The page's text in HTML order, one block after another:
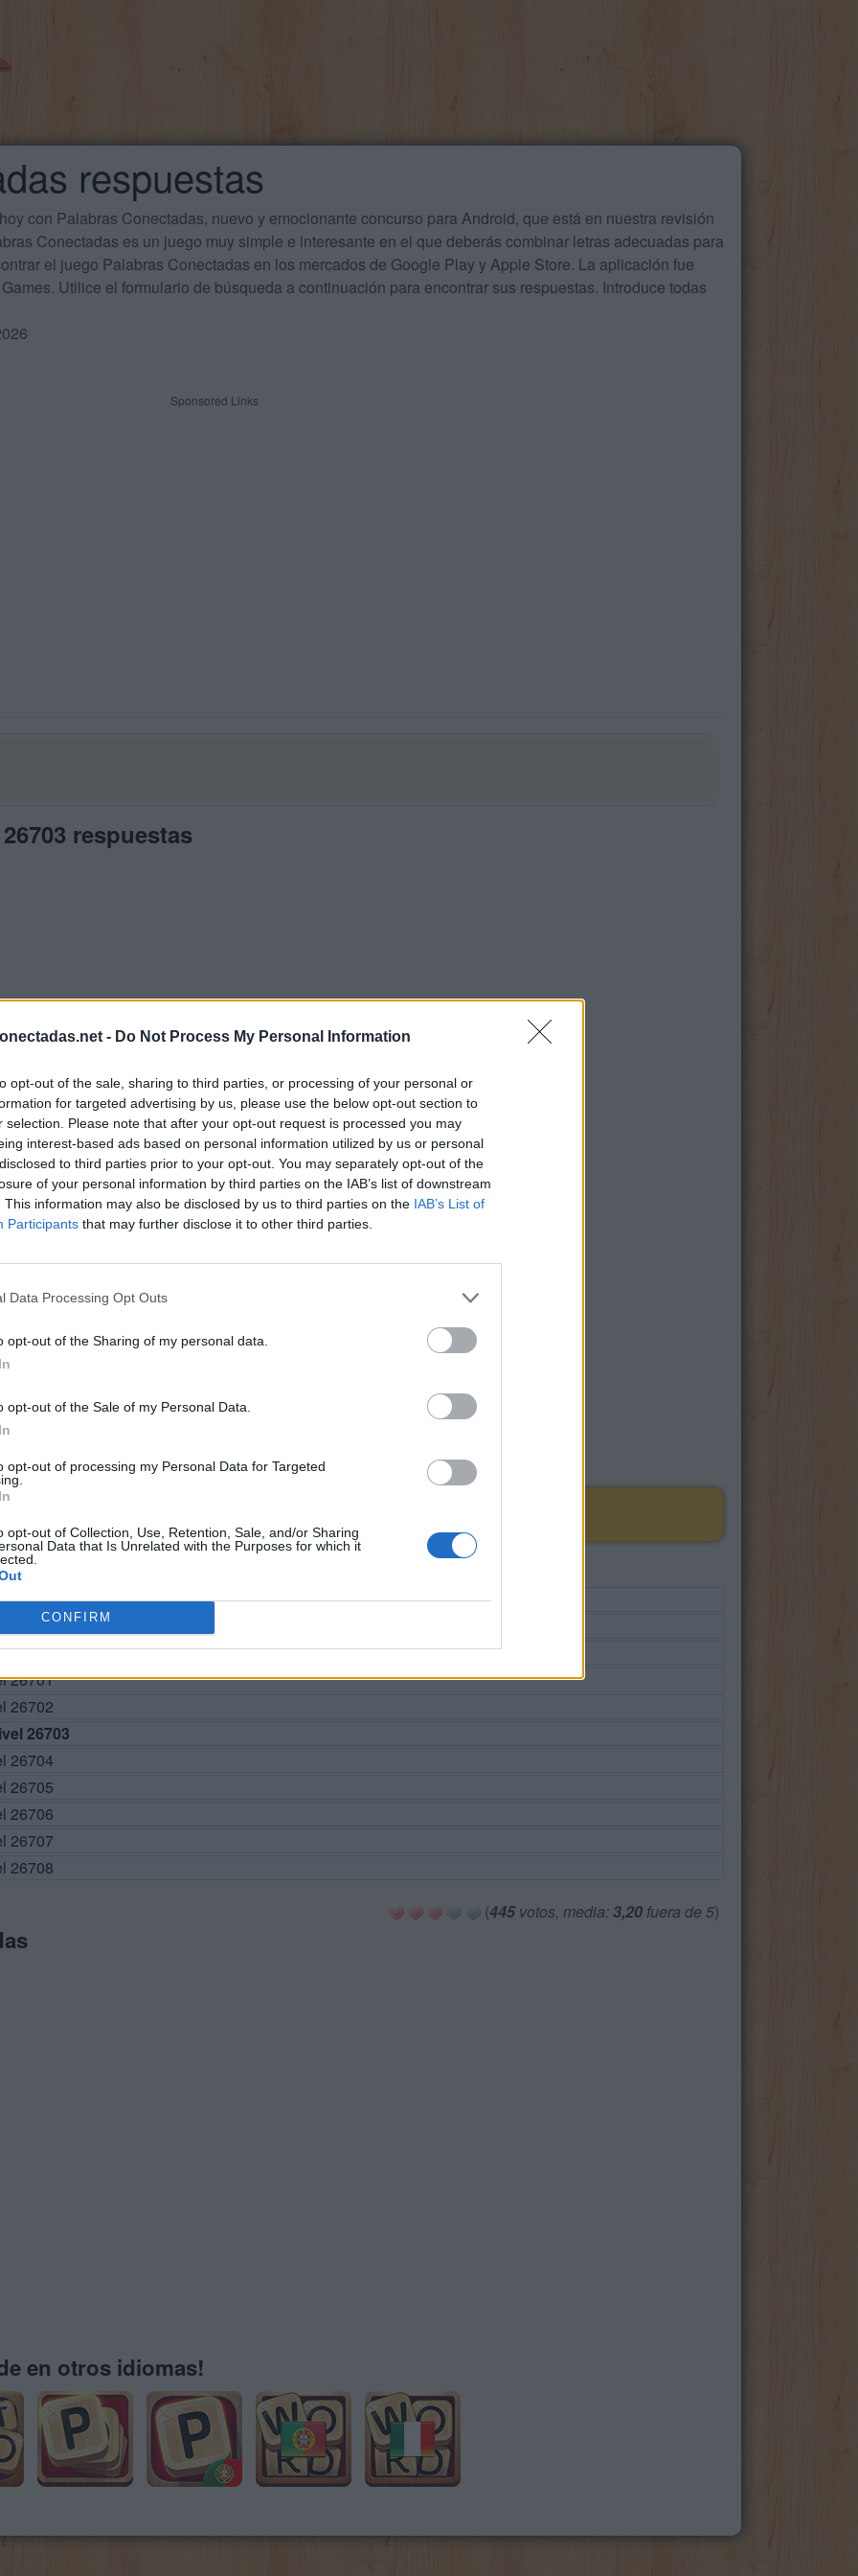
- Do Not Process My Personal Information
opt-out of the sale, sharing to third parties, or processing of your personal or
for targeted advertising by us, please use the below opt-out section to
selection. Please note that after your opt-out request is processed you may
interest-based ads based on personal information utilized by us or personal
to third parties prior to your opt-out. You may separately opt-out of the
of your personal information by third parties on the IAB’s list of downstream
This information may also be disclosed by us to third parties on the IAB’s List of
Participants that may further disclose it to other third parties.
Data Processing Opt Outs
opt-out of the Sharing of my personal data.
opt-out of the Sale of my Personal Data.
opt-out of processing my Personal Data for Targeted
opt-out of Collection, Use, Retention, Sale, and/or Sharing
Data that Is Unrelated with the Purposes for which it
CONFIRM
respuestas
con Palabras Conectadas, nuevo y emocionante concurso para Android, que está en nuestra revisión
Conectadas es un juego muy simple e interesante en el que deberás combinar letras adecuadas para
el juego Palabras Conectadas en los mercados de Google Play y Apple Store. La aplicación fue
Utilice el formulario de búsqueda a continuación para encontrar sus respuestas. Introduce todas
Sponsored Links
respuestas
26698
26699
26700
26701
26702
26703
26704
26705
26706
26707
26708
(445votos, media: 3,20 fuera de 5)
en otros idiomas!